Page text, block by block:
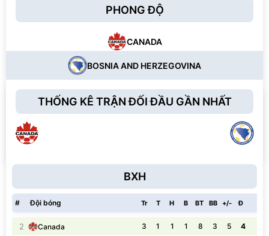
PHONG ĐỘ
CANADA
BOSNIA AND HERZEGOVINA
THỐNG KÊ TRẬN ĐỐI ĐẦU GẦN NHẤT
BXH
# Đội bóng Tr T H B BT BB +/- Đ
2 Canada 3 1 1 1 8 3 5 4